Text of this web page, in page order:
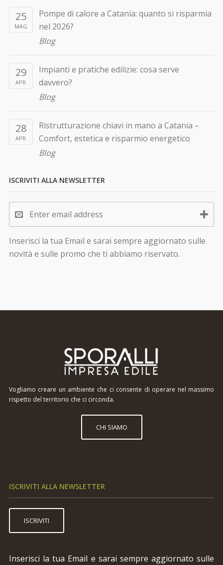
25
MAG
Pompe di calore a Catania: quanto si risparmia
nel 2026?
Blog
29
APR
Impianti e pratiche edilizie: cosa serve
davvero?
Blog
28
APR
Ristrutturazione chiavi in mano a Catania –
Comfort, estetica e risparmio energetico
Blog
ISCRIVITI ALLA NEWSLETTER
Inserisci la tua Email e sarai sempre aggiornato sulle
novità e sulle promo che ti abbiamo riservato.
Vogliamo creare un ambiente che ci consente di operare nel massimo
rispetto del territorio che ci circonda.
CHI SIAMO
ISCRIVITI ALLA NEWSLETTER
ISCRIVITI
Inserisci la tua Email e sarai sempre aggiornato sulle